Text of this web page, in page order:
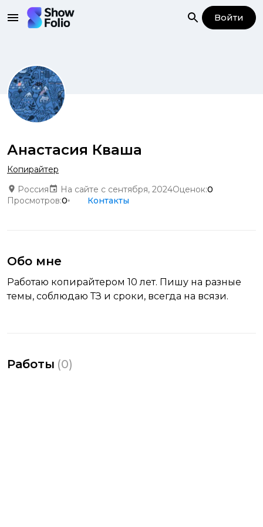
Войти
Анастасия Кваша
Копирайтер
Россия
На сайте с сентября, 2024Оценок:0
Просмотров:0 Контакты
Обо мне
Работаю копирайтером 10 лет. Пишу на разные
темы, соблюдаю ТЗ и сроки, всегда на всязи.
Работы (0)